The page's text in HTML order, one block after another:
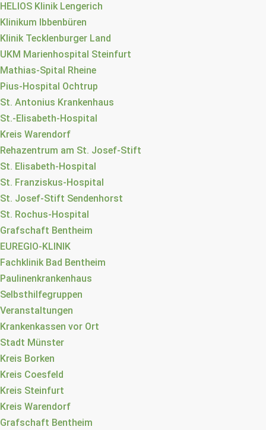
HELIOS Klinik Lengerich
Klinikum Ibbenbüren
Klinik Tecklenburger Land
UKM Marienhospital Steinfurt
Mathias-Spital Rheine
Pius-Hospital Ochtrup
St. Antonius Krankenhaus
St.-Elisabeth-Hospital
Kreis Warendorf
Rehazentrum am St. Josef-Stift
St. Elisabeth-Hospital
St. Franziskus-Hospital
St. Josef-Stift Sendenhorst
St. Rochus-Hospital
Grafschaft Bentheim
EUREGIO-KLINIK
Fachklinik Bad Bentheim
Paulinenkrankenhaus
Selbsthilfegruppen
Veranstaltungen
Krankenkassen vor Ort
Stadt Münster
Kreis Borken
Kreis Coesfeld
Kreis Steinfurt
Kreis Warendorf
Grafschaft Bentheim